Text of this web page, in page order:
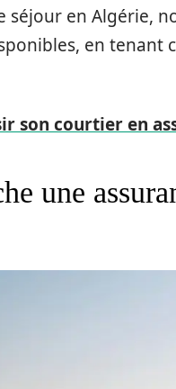
en Algérie,
en tenant
son courtier en
une